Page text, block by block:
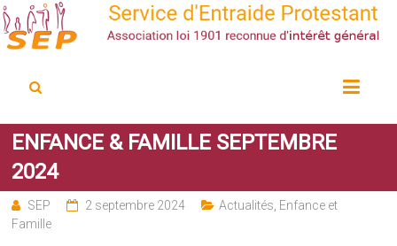
SEP
ENFANCE & FAMILLE SEPTEMBRE
2024
SEP 2 septembre 2024 Actualités, Enfance et
Famille